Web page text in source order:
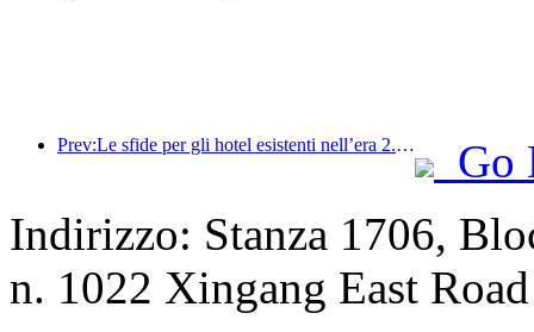
Prev:Le sfide per gli hotel esistenti nell’era 2.0: l’upgrading è il fulcro, la vera innovazione di valore
Go
Indirizzo: Stanza 1706,
n. 1022 Xingang East Road